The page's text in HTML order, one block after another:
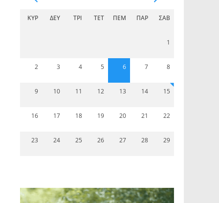
ΚΥΡ ΔΕΥ ΤΡΊ ΤΕΤ ΠΈΜ ΠΑΡ ΣΆΒ
1
2 3 4 5 6 7 8
9 10 11 12 13 14 15
16 17 18 19 20 21 22
23 24 25 26 27 28 29